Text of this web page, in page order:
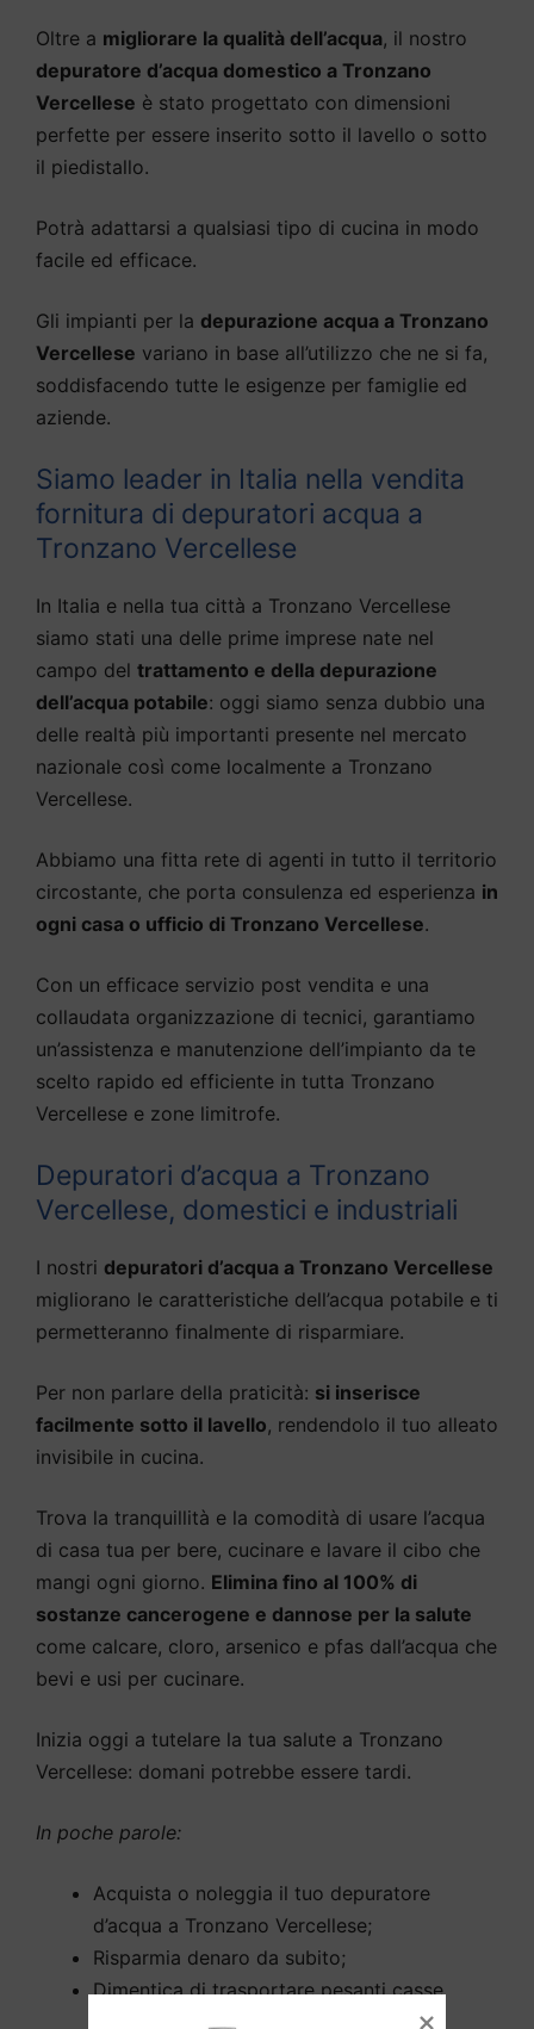
Oltre a migliorare la qualità dell’acqua, il nostro
depuratore d’acqua domestico a Tronzano
Vercellese è stato progettato con dimensioni
perfette per essere inserito sotto il lavello o sotto
il piedistallo.
Potrà adattarsi a qualsiasi tipo di cucina in modo
facile ed efficace.
Gli impianti per la depurazione acqua a Tronzano
Vercellese variano in base all’utilizzo che ne si fa,
soddisfacendo tutte le esigenze per famiglie ed
aziende.
Siamo leader in Italia nella vendita
fornitura di depuratori acqua a
Tronzano Vercellese
In Italia e nella tua città a Tronzano Vercellese
siamo stati una delle prime imprese nate nel
campo del trattamento e della depurazione
dell’acqua potabile: oggi siamo senza dubbio una
delle realtà più importanti presente nel mercato
nazionale così come localmente a Tronzano
Vercellese.
Abbiamo una fitta rete di agenti in tutto il territorio
circostante, che porta consulenza ed esperienza in
ogni casa o ufficio di Tronzano Vercellese.
Con un efficace servizio post vendita e una
collaudata organizzazione di tecnici, garantiamo
un’assistenza e manutenzione dell’impianto da te
scelto rapido ed efficiente in tutta Tronzano
Vercellese e zone limitrofe.
Depuratori d’acqua a Tronzano
Vercellese, domestici e industriali
I nostri depuratori d’acqua a Tronzano Vercellese
migliorano le caratteristiche dell’acqua potabile e ti
permetteranno finalmente di risparmiare.
Per non parlare della praticità: si inserisce
facilmente sotto il lavello, rendendolo il tuo alleato
invisibile in cucina.
Trova la tranquillità e la comodità di usare l’acqua
di casa tua per bere, cucinare e lavare il cibo che
mangi ogni giorno. Elimina fino al 100% di
sostanze cancerogene e dannose per la salute
come calcare, cloro, arsenico e pfas dall’acqua che
bevi e usi per cucinare.
Inizia oggi a tutelare la tua salute a Tronzano
Vercellese: domani potrebbe essere tardi.
In poche parole:
Acquista o noleggia il tuo depuratore
d’acqua a Tronzano Vercellese;
Risparmia denaro da subito;
Dimentica di trasportare pesanti casse
d’acqua fino a casa;